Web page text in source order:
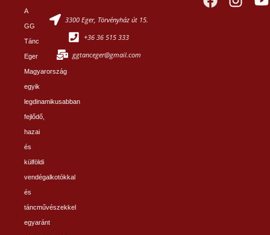
A
GG
Tánc
Eger
Magyarország
egyik
legdinamikusabban
fejlődő,
hazai
és
külföldi
vendégalkotókkal
és
táncművészekkel
egyaránt
3300 Eger, Törvényház út 15.
+36 36 515 333
ggtanceger@gmail.com